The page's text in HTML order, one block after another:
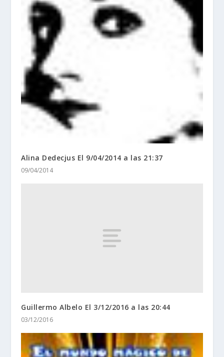
Alina Dedecjus El 9/04/2014 a las 21:37
09/04/2014
Guillermo Albelo El 3/12/2016 a las 20:44
03/12/2016